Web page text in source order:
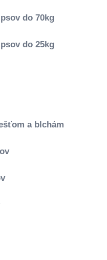
do 70kg
do 25kg
a blchám